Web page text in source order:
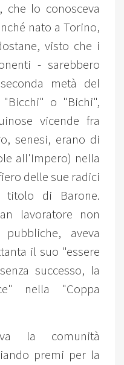
che lo conosceva
nato a Torino,
visto che i
- sarebbero
metà del
"Bicchi" o "Bichi",
vicende fra
senesi, erano di
all'Impero) nella
delle sue radici
titolo di Barone.
lavoratore non
aveva
il suo "essere
successo, la
nella "Coppa
la comunità
premi per la